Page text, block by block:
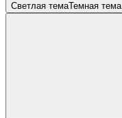
Светлая темаТемная тема